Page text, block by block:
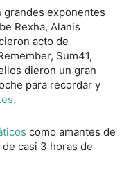
grandes exponentes
Rexha, Alanis
acto de
Sum41,
dieron un gran
para recordar y
como amantes de
casi 3 horas de